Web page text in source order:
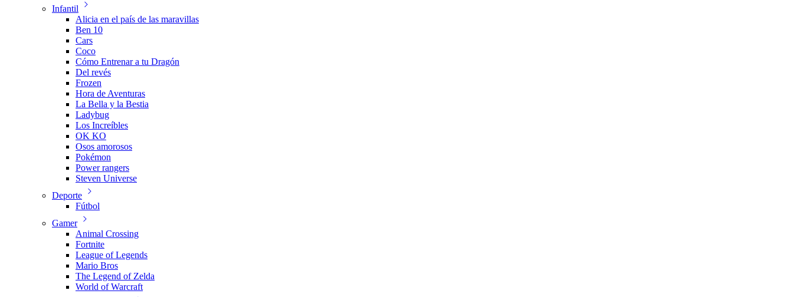
Infantil
Alicia en el país de las maravillas
Ben 10
Cars
Coco
Cómo Entrenar a tu Dragón
Del revés
Frozen
Hora de Aventuras
La Bella y la Bestia
Ladybug
Los Increíbles
OK KO
Osos amorosos
Pokémon
Power rangers
Steven Universe
Deporte
Fútbol
Gamer
Animal Crossing
Fortnite
League of Legends
Mario Bros
The Legend of Zelda
World of Warcraft